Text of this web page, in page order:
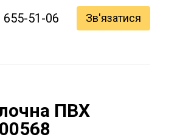
655-51-06 Зв'язатися
ПВХ